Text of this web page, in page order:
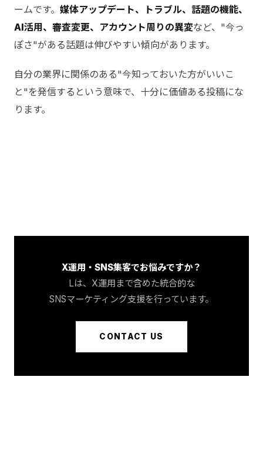
ームです。 媒体アップデート、トラブル、話題の機能、
AI活用、審査変更、アカウント周りの異変など、"今っ
ぽさ"がある話題は伸びやすい傾向があります。
自分の業界に関係のある"今知っておいた方がいいこ
と"を発信するという意味で、十分に価値ある投稿にな
ります。
X運用・SNS集客でお悩みですか？
Lは、X運用まで含めた統合的な
SNSマーケティング支援を行っています。
CONTACT US